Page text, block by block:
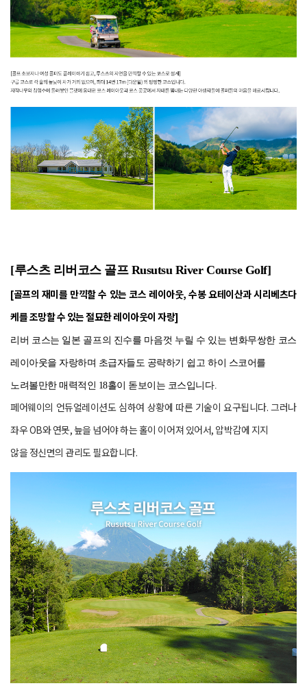
[루스츠 리버코스 골프 Rusutsu River Course Golf]
[골프의 재미를 만끽할 수 있는 코스 레이아웃, 수봉 요테이산과 시리베츠다
케를 조망할 수 있는 절묘한 레이아웃이 자랑]
리버 코스는 일본 골프의 진수를 마음껏 누릴 수 있는 변화무쌍한 코스
레이아웃을 자랑하며 초급자들도 공략하기 쉽고 하이 스코어를
노려볼만한 매력적인 18홀이 돋보이는 코스입니다.
페어웨이의 언듀얼레이션도 심하여 상황에 따른 기술이 요구됩니다. 그러나
좌우 OB와 연못, 늪을 넘어야 하는 홀이 이어져 있어서, 압박감에 지지
않을 정신면의 관리도 필요합니다.